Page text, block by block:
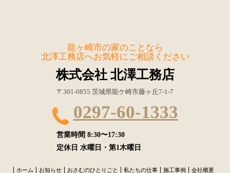
龍ヶ崎市の家のことなら
北澤工務店へお気軽にご相談ください
株式会社 北澤工務店
〒301-0855 茨城県龍ケ崎市藤ヶ丘7-1-7
0297-60-1333
営業時間 8:30〜17:30
定休日 水曜日・第1木曜日
ホーム お知らせ おさむのひとりごと 私たちの仕事 施工事例 会社概要